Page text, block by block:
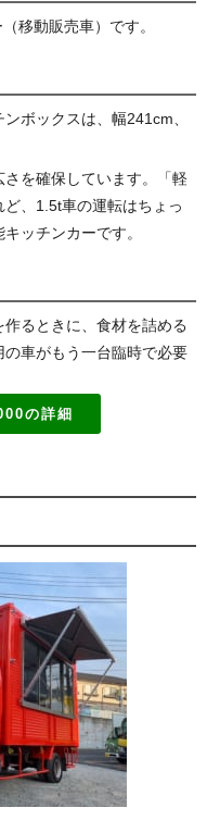
移動販売車）です。
ボックスは、幅241cm、
を確保しています。「軽
ど、1.5t車の運転はちょっ
ッチンカーです。
るときに、食材を詰める
車がもう一台臨時で必要
の詳細